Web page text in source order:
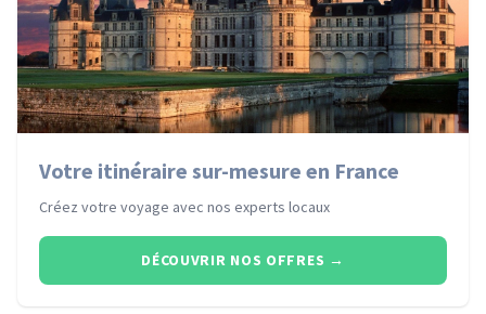
Votre itinéraire sur-mesure en France
Créez votre voyage avec nos experts locaux
DÉCOUVRIR NOS OFFRES →